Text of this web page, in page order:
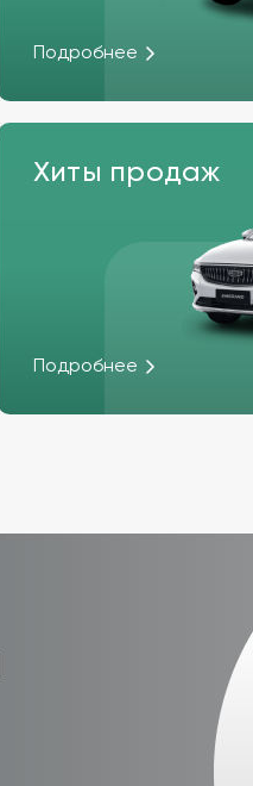
Подробнее
Хиты продаж
Подробнее